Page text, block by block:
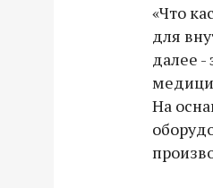
«Что
для
далее -
На